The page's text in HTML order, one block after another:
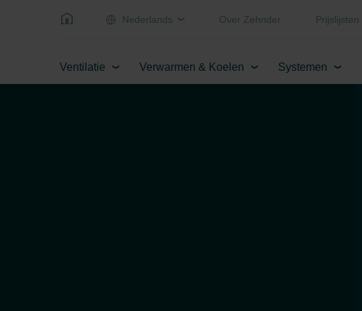
Nederlands Over Zehnder Prijslijsten
Ventilatie Verwarmen & Koelen Systemen